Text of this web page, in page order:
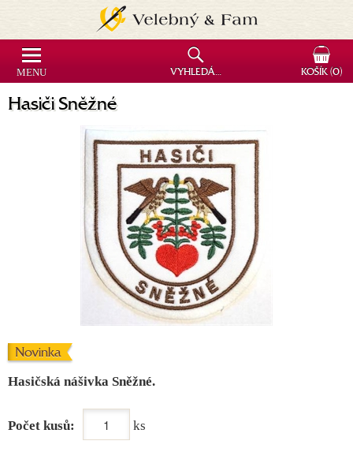
Hasiči Sněžné
Novinka
Hasičská nášivka Sněžné.
Počet kusů: ks
MENU VYHLEDÁVÁNÍ KOŠÍK(0)